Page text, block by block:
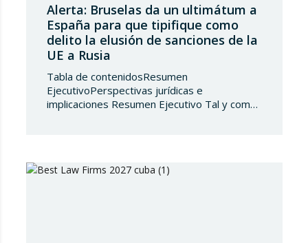
Alerta: Bruselas da un ultimátum a
España para que tipifique como
delito la elusión de sanciones de la
UE a Rusia
Tabla de contenidosResumen
EjecutivoPerspectivas jurídicas e
implicaciones Resumen Ejecutivo Tal y como
de las medidas restrictivas adoptadas por la